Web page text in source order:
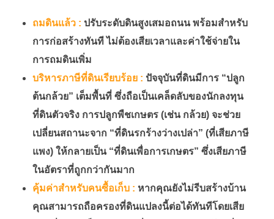
ถมดินแล้ว : ปรับระดับดินสูงเสมอถนน พร้อมสำหรับ
การก่อสร้างทันที ไม่ต้องเสียเวลาและค่าใช้จ่ายใน
การถมดินเพิ่ม
บริหารภาษีที่ดินเรียบร้อย : ปัจจุบันที่ดินมีการ “ปลูก
ต้นกล้วย” เต็มพื้นที่ ซึ่งถือเป็นเคล็ดลับของนักลงทุน
ที่ดินตัวจริง การปลูกพืชเกษตร (เช่น กล้วย) จะช่วย
เปลี่ยนสถานะจาก “ที่ดินรกร้างว่างเปล่า” (ที่เสียภาษี
แพง) ให้กลายเป็น “ที่ดินเพื่อการเกษตร” ซึ่งเสียภาษี
ในอัตราที่ถูกกว่ากันมาก
คุ้มค่าสำหรับคนซื้อเก็บ : หากคุณยังไม่รีบสร้างบ้าน
คุณสามารถถือครองที่ดินแปลงนี้ต่อได้ทันทีโดยเสีย